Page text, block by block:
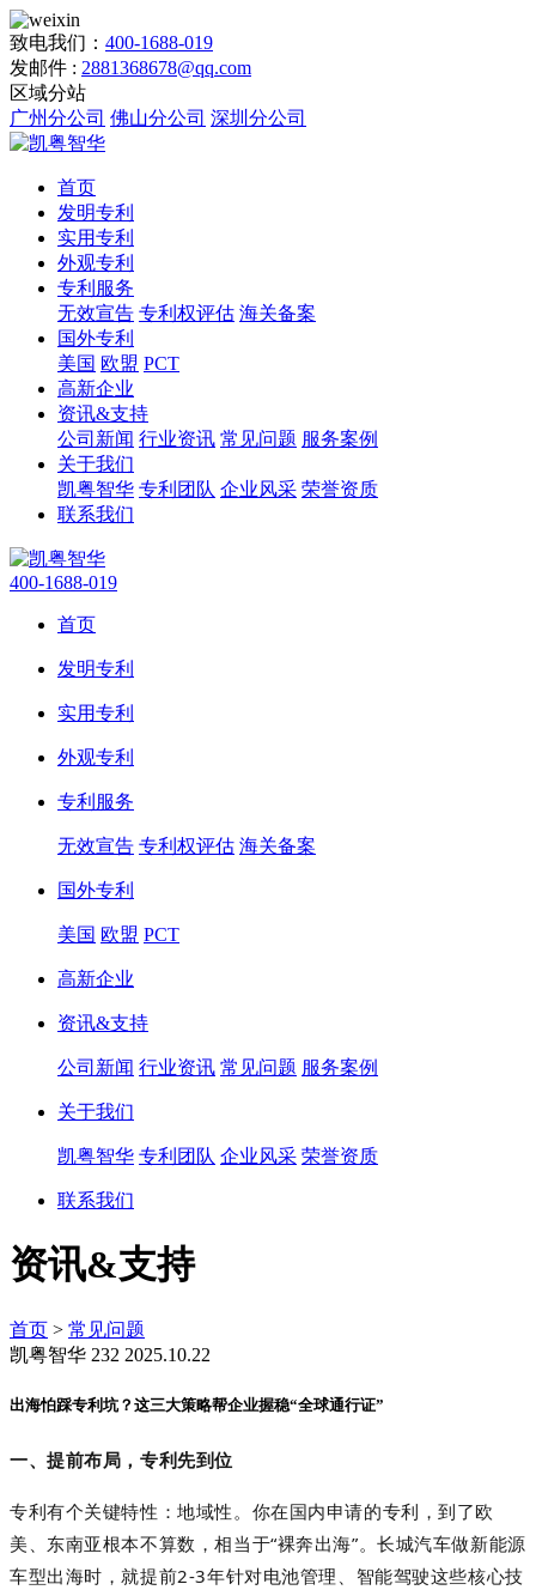
致电我们： 400-1688-019
发邮件 : 2881368678@qq.com
区域分站
广州分公司 佛山分公司 深圳分公司
首页
发明专利
实用专利
外观专利
专利服务
无效宣告 专利权评估 海关备案
国外专利
美国 欧盟 PCT
高新企业
资讯&支持
公司新闻 行业资讯 常见问题 服务案例
关于我们
凯粤智华 专利团队 企业风采 荣誉资质
联系我们
400-1688-019
首页
发明专利
实用专利
外观专利
专利服务
无效宣告 专利权评估 海关备案
国外专利
美国 欧盟 PCT
高新企业
资讯&支持
公司新闻 行业资讯 常见问题 服务案例
关于我们
凯粤智华 专利团队 企业风采 荣誉资质
联系我们
资讯&支持
首页 > 常见问题
凯粤智华 232 2025.10.22
出海怕踩专利坑？这三大策略帮企业握稳“全球通行证”
一、提前布局，专利先到位
专利有个关键特性：地域性。你在国内申请的专利，到了欧
美、东南亚根本不算数，相当于“裸奔出海”。长城汽车做新能源
车型出海时，就提前2-3年针对电池管理、智能驾驶这些核心技